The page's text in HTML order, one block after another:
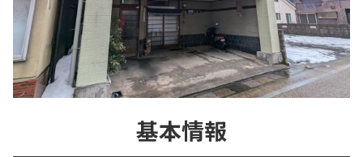
基本情報